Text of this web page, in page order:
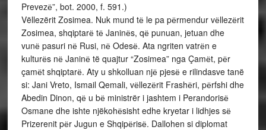
Prevezё”, bot. 2000, f. 591.)
Vëllezërit Zosimea. Nuk mund tё le pa pёrmendur vёllezёrit
Zosimea, shqiptarё tё Janinёs, qё punuan, jetuan dhe
vunё pasuri nё Rusi, nё Odesё. Ata ngriten vatrёn e
kulturёs nё Janinё të quajtur “Zosimea” nga Çamёt, pёr
çamёt shqiptarё. Aty u shkolluan njё pjesё e rilindasve tanë
si: Jani Vreto, Ismail Qemali, vёllezёrit Frashёri, pёrfshi dhe
Abedin Dinon, qё u bё ministrër i jashtem i Perandorisё
Osmane dhe ishte njëkohёsisht edhe kryetar i lidhjes sё
Prizerenit pёr Jugun e Shqipёrisё. Dallohen si diplomat